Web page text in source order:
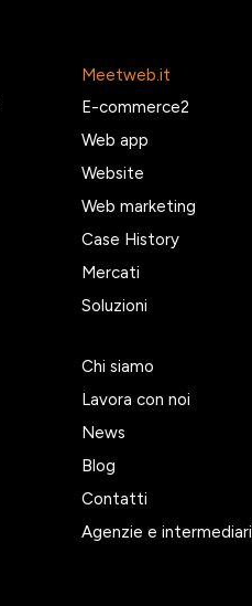
Meetweb.it
E-commerce2
Web app
Website
Web marketing
Case History
Mercati
Soluzioni
Chi siamo
Lavora con noi
News
Blog
Contatti
Agenzie e intermediari